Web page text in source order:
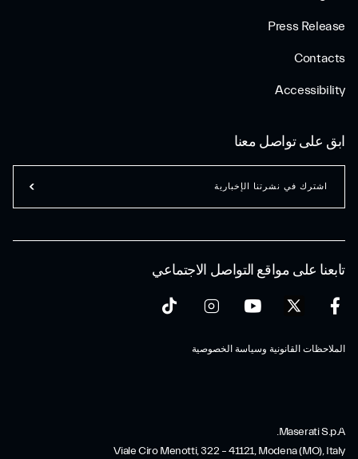
Press Release
Contacts
Accessibility
تابعنا على مواقع التواصل الاجتماعي
الملاحظات القانونية وسياسة الخصوصية
ابق على تواصل معنا
اشترك في نشرتنا الإخبارية
Maserati S.p.A.
Viale Ciro Menotti, 322 – 41121, Modena (MO), Italy